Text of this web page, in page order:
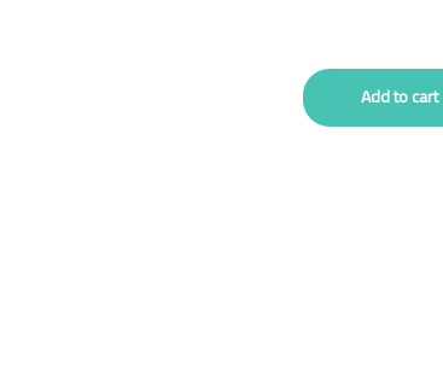
Add to cart